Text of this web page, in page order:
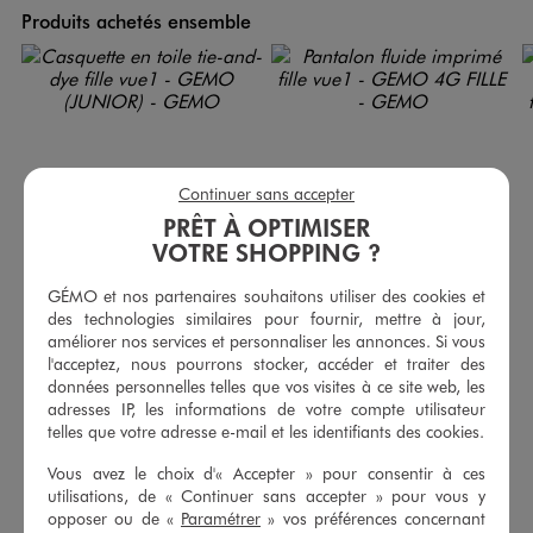
Produits achetés ensemble
Casquette en toile tie-and-dye fille
9,99 €
5/5 de moyenne
(24 avis)
AJOUTER AU PANIER
Pantalon fluide imprimé fille
14,99 €
5/5 de moyenne
(8 avis)
AJOUTER AU PANIER
PRÊT À OPTIMISER
VOTRE SHOPPING ?
GÉMO et nos partenaires souhaitons utiliser des cookies et
des technologies similaires pour fournir, mettre à jour,
améliorer nos services et personnaliser les annonces. Si vous
l'acceptez, nous pourrons stocker, accéder et traiter des
données personnelles telles que vos visites à ce site web, les
adresses IP, les informations de votre compte utilisateur
telles que votre adresse e-mail et les identifiants des cookies.
Vous avez le choix d'« Accepter » pour consentir à ces
utilisations, de « Continuer sans accepter » pour vous y
opposer ou de « Paramétrer » vos préférences concernant
Continuer sans accepter